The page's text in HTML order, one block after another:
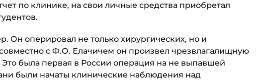
по клинике, на свои личные средства приобретал
Он оперировал не только хирургических, но и
с Ф.О. Елачичем он произвел чрезвлагалищную
была первая в России операция на не выпавшей
были начаты клинические на­блюдения над